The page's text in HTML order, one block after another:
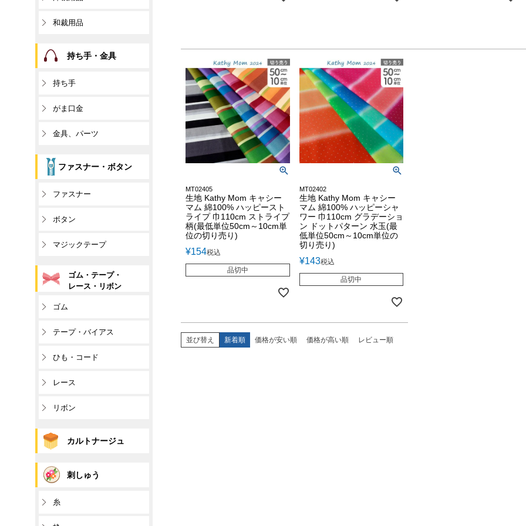
MT02405
生地 Kathy Mom キャシー
マム 綿100% ハッピースト
ライプ 巾110cm ストライプ
柄(最低単位50cm～10cm単
位の切り売り)
¥154税込
品切中
MT02402
生地 Kathy Mom キャシー
マム 綿100% ハッピーシャ
ワー 巾110cm グラデーショ
ン ドットパターン 水玉(最
低単位50cm～10cm単位の
切り売り)
¥143税込
品切中
並び替え 新着順 価格が安い順 価格が高い順 レビュー順
和裁用品
持ち手・金具
持ち手
がま口金
金具、パーツ
ファスナー・ボタン
ファスナー
ボタン
マジックテープ
ゴム・テープ・
レース・リボン
ゴム
テープ・バイアス
ひも・コード
レース
リボン
カルトナージュ
刺しゅう
糸